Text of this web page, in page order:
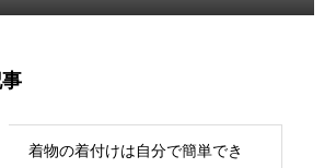
着物の着付けは自分で簡単でき